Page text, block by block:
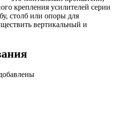
крепления усилителей серии
столб или опоры для
вертикальный и